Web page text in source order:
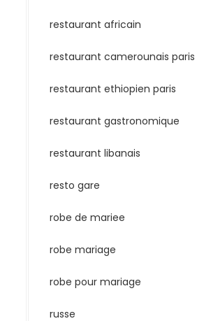
restaurant africain
restaurant camerounais paris
restaurant ethiopien paris
restaurant gastronomique
restaurant libanais
resto gare
robe de mariee
robe mariage
robe pour mariage
russe